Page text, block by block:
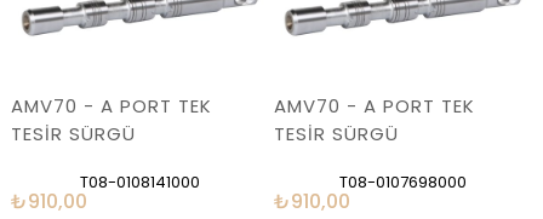
AMV70 - A PORT TEK
TESİR SÜRGÜ
T08-0108141000
₺910,00
AMV70 - A PORT TEK
TESİR SÜRGÜ
T08-0107698000
₺910,00